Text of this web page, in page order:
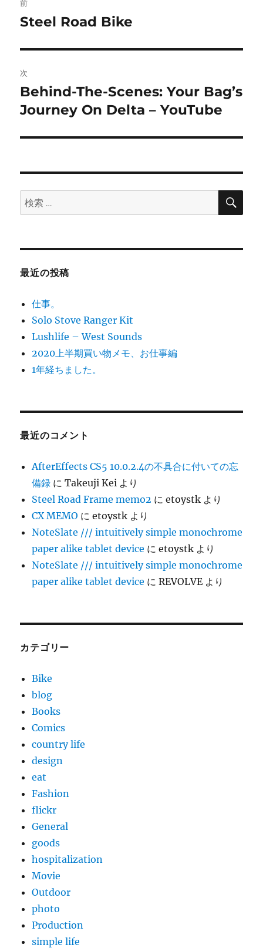
稿
ビ
ゲ
ー
シ
ン
前
前
投
稿:
Steel Road Bike
次
次
の
稿:
Behind-The-Scenes: Your Bag’s
Journey On Delta – YouTube
検
索:
検
最近の投稿
仕事。
Solo Stove Ranger Kit
Lushlife – West Sounds
2020上半期買い物メモ、お仕事編
1年経ちました。
最近のコメント
AfterEffects CS5 10.0.2.4の不具合に付いての忘
備録 にTakeuji Kei より
Steel Road Frame memo2 にetoystk より
CX MEMO にetoystk より
NoteSlate /// intuitively simple monochrome
paper alike tablet device にetoystk より
NoteSlate /// intuitively simple monochrome
paper alike tablet device にREVOLVE より
カテゴリー
Bike
blog
Books
Comics
country life
design
eat
Fashion
flickr
General
goods
hospitalization
Movie
Outdoor
photo
Production
simple life